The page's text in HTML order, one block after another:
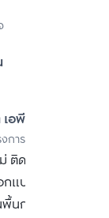
อพี (เอกมัย)
การ
ติดถนนเอกมัย
บบมาเพื่อให้ผู้
กระจกใสที่